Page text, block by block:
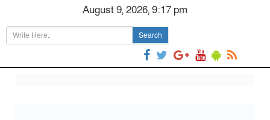
August 9, 2026, 9:17 pm
Search